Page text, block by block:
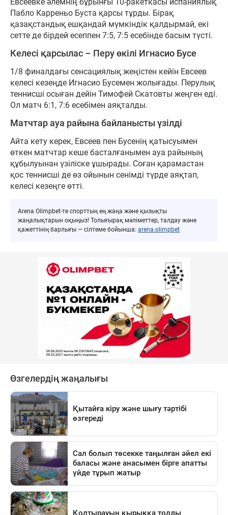
Пабло Карреньо Буста қарсы тұрды. Бірақ
қазақстандық ешқандай мүмкіндік қалдырмай, екі
сетте де бірдей есеппен 7:5, 7:5 есебінде басым түсті.
Келесі қарсылас – Перу өкілі Игнасио Бусе
1/8 финалдағы сенсациялық жеңістен кейін Евсеев
келесі кезеңде Игнасио Бусемен жолығады. Перулық
теннисші осыған дейін Тимофей Скатовты жеңген еді.
Ол матч 6:1, 7:6 есебімен аяқталды.
Матчтар ауа райына байланысты үзілді
Айта кету керек, Евсеев пен Бусенің қатысуымен
өткен матчтар кеше басталғанымен ауа райының
құбылуынан үзіліске ұшырады. Соған қарамастан
қос теннисші де өз ойынын сенімді түрде аяқтап,
келесі кезеңге өтті.
Arena Olimpbet-те спорттың ең жаңа және қызықты
жаңалықтарын оқыңыз! Толығырақ мәліметтер, талдау және
қажеттінің барлығы — сілтеме бойынша: arena.olimpbet